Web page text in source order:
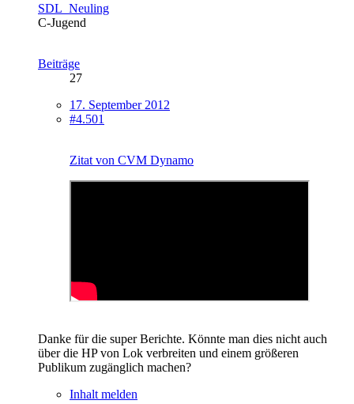
SDL_Neuling
C-Jugend
Beiträge
27
17. September 2012
#4.501
Zitat von CVM Dynamo
Danke für die super Berichte. Könnte man dies nicht auch
über die HP von Lok verbreiten und einem größeren
Publikum zugänglich machen?
Inhalt melden